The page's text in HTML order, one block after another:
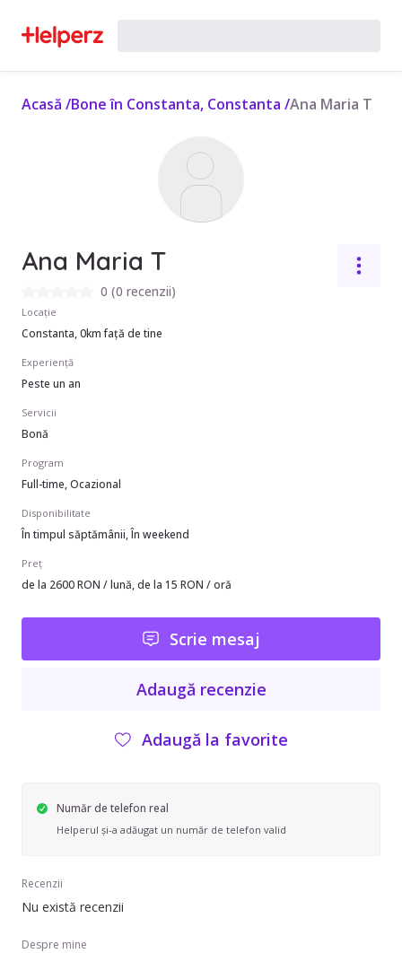
Acasă /Bone în Constanta, Constanta /Ana Maria T
Ana Maria T
0 (0 recenzii)
Locație
Constanta, 0km față de tine
Experiență
Peste un an
Servicii
Bonă
Program
Full-time, Ocazional
Disponibilitate
În timpul săptămânii, În weekend
Preț
de la 2600 RON / lună, de la 15 RON / oră
Scrie mesaj
Adaugă recenzie
Adaugă la favorite
Număr de telefon real
Helperul și-a adăugat un număr de telefon valid
Recenzii
Nu există recenzii
Despre mine